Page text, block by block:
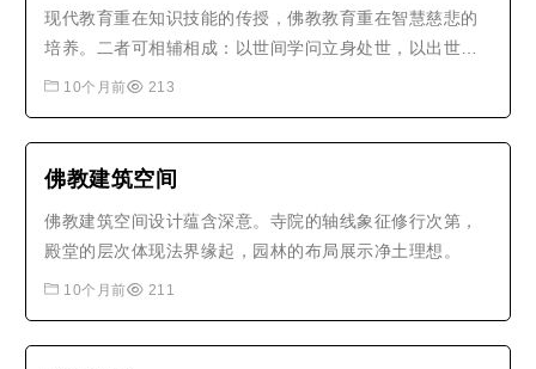
现代教育重在知识技能的传授，佛教教育重在智慧慈悲的
培养。二者可相辅相成：以世间学问立身处世，以出世智
慧安顿心灵。佛教的因材施教、启发式教学、知行合一等
10个月前 213
佛教建筑空间
佛教建筑空间设计蕴含深意。寺院的轴线象征修行次第，
殿堂的层次体现法界缘起，园林的布局展示净土理想。
10个月前 211